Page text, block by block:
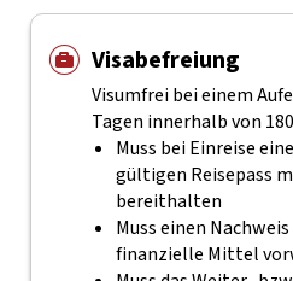
Visabefreiung
Visumfrei bei einem
Tagen innerhalb von
Muss bei Einreise
gültigen Reisepass
bereithalten
Muss einen
finanzielle Mittel